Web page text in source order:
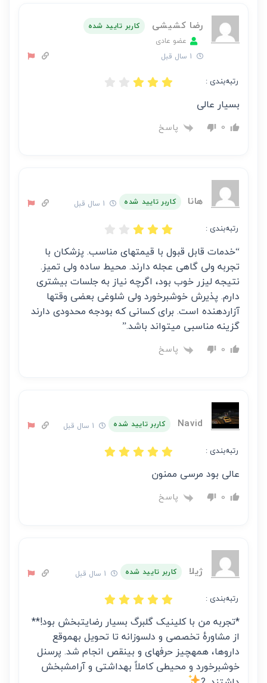
رضا کشیشی
کاربر تایید شده
عضو عادی
رتبه‌بندی :
بسیار عالی
0 پاسخ
هانا کاربر تایید شده
رتبه‌بندی :
“خدمات قابل قبول با قیمتهای مناسب. پزشکان با
تجربه ولی گاهی عجله دارند. محیط ساده ولی تمیز.
نتیجه لیزر خوب بود، اگرچه نیاز به جلسات بیشتری
دارم. پذیرش خوشبرخورد ولی شلوغی بعضی وقتها
آزاردهنده است. برای کسانی که بودجه محدودی دارند
گزینه مناسبی میتواند باشد.”
0 پاسخ
Navid کاربر تایید شده
رتبه‌بندی :
عالی بود مرسی ممنون
0 پاسخ
ژیلا کاربر تایید شده
رتبه‌بندی :
*تجربه من با کلینیک گلبرگ بسیار رضایتبخش بود!**
از مشاورهٔ تخصصی و دلسوزانه تا تحویل بهموقع
داروها، همهچیز حرفهای و بینقص انجام شد. پرسنل
خوشبرخورد و محیطی کاملاً بهداشتی و آرامشبخش